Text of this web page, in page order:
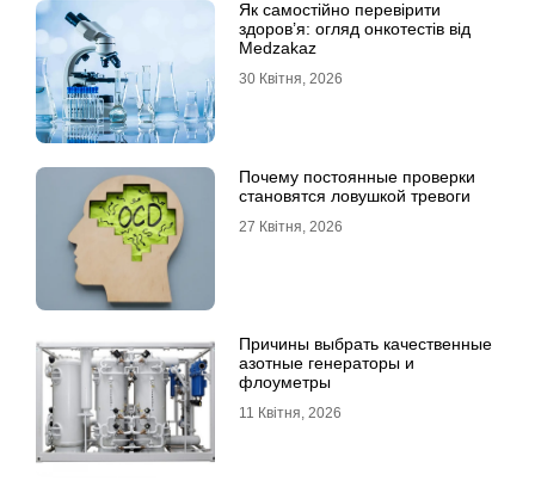
Як самостійно перевірити
здоров’я: огляд онкотестів від
Medzakaz
30 Квітня, 2026
Почему постоянные проверки
становятся ловушкой тревоги
27 Квітня, 2026
Причины выбрать качественные
азотные генераторы и
флоуметры
11 Квітня, 2026